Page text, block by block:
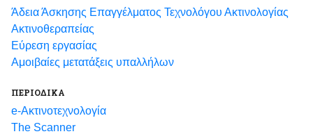
Άδεια Άσκησης Επαγγέλματος Τεχνολόγου Ακτινολογίας
Ακτινοθεραπείας
Εύρεση εργασίας
Αμοιβαίες μετατάξεις υπαλλήλων
ΠΕΡΙΟΔΙΚΑ
e-Ακτινοτεχνολογία
The Scanner